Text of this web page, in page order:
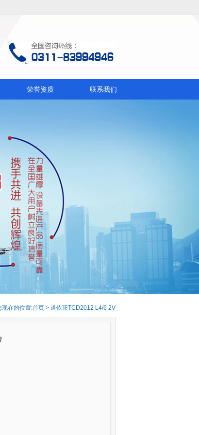
荣誉资质 联系我们
现在的位置:首页 > 道依茨TCD2012 L4/6 2V